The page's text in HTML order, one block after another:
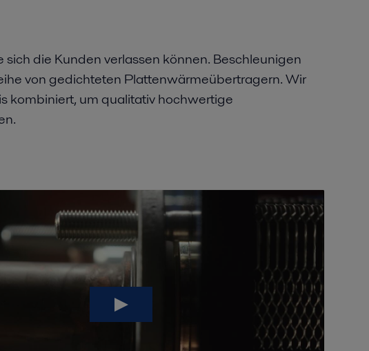
die Kunden verlassen können. Beschleunigen
von gedichteten Plattenwärmeübertragern. Wir
kombiniert, um qualitativ hochwertige